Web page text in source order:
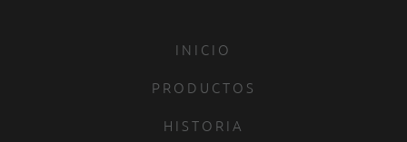
INICIO
PRODUCTOS
HISTORIA